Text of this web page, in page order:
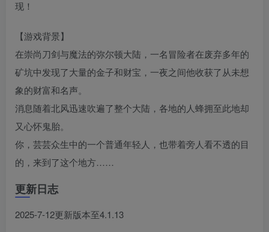
现！
【游戏背景】
在崇尚刀剑与魔法的弥尔顿大陆，一名冒险者在废弃多年的
矿坑中发现了大量的金子和财宝，一夜之间他收获了从未想
象的财富和名声。
消息随着北风迅速吹遍了整个大陆，各地的人蜂拥至此地却
又心怀鬼胎。
你，芸芸众生中的一个普通年轻人，也带着旁人看不透的目
的，来到了这个地方……
更新日志
2025-7-12更新版本至4.1.13